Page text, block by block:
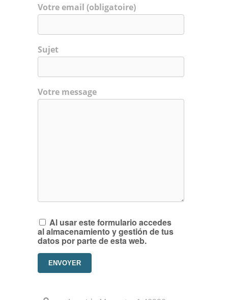
Votre email (obligatoire)
Sujet
Votre message
Al usar este formulario accedes
al almacenamiento y gestión de tus
datos por parte de esta web.